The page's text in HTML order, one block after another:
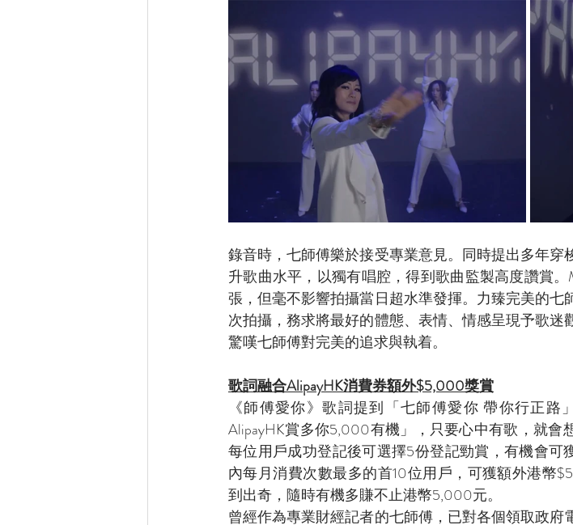
錄音時，七師傅樂於接受專業意見。同時提出多年
升歌曲水平，以獨有唱腔，得到歌曲監製高度讚賞
張，但毫不影響拍攝當日超水準發揮。力臻完美的
次拍攝，務求將最好的體態、表情、情感呈現予歌
驚嘆七師傅對完美的追求與執着。
歌詞融合AlipayHK消費券額外$5,000獎賞
《師傅愛你》歌詞提到「七師傅愛你 帶你行正
AlipayHK賞多你5,000有機」，只要心中有歌，就會
每位用戶成功登記後可選擇5份登記勁賞，有機會
內每月消費次數最多的首10位用戶，可獲額外港幣
到出奇，隨時有機多賺不止港幣5,000元。
曾經作為專業財經記者的七師傅，已對各個領取政